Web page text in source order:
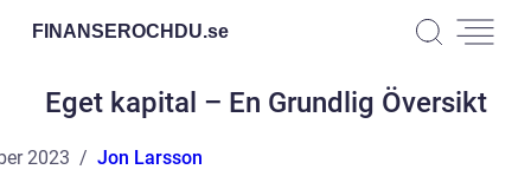
FINANSEROCHDU.se
Eget kapital – En Grundlig Översikt
2023 Jon Larsson